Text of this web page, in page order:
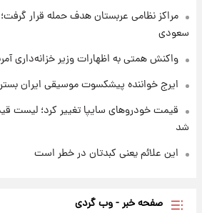
مراکز نظامی عربستان هدف حمله قرار
سعودی
واکنش همتی به اظهارات وزیر خزانه‌داری
ایرج خواننده پیشکسوت موسیقی ایران
شد
این علائم یعنی کبدتان در خطر است
صفحه خبر - وب گردی